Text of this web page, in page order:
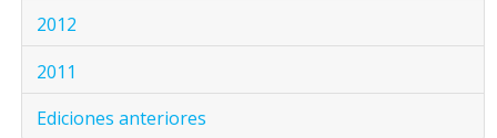
2012
2011
Ediciones anteriores